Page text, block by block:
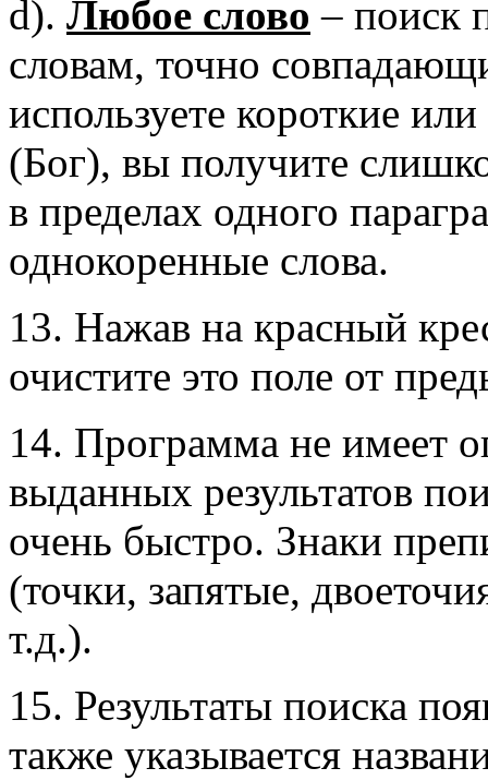
d). Любое слово – поиск
словам, точно
используете короткие
(Бог), вы получите
в пределах одного
однокоренные слова.
13. Нажав на красный
очистите это поле от
14. Программа не имеет
выданных результатов
очень быстро. Знаки
(точки, запятые,
т.д.).
15. Результаты поиска
также указывается